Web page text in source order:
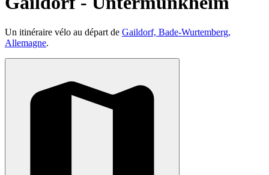
Un itinéraire vélo au départ de Gaildorf, Bade-Wurtemberg,
Allemagne.